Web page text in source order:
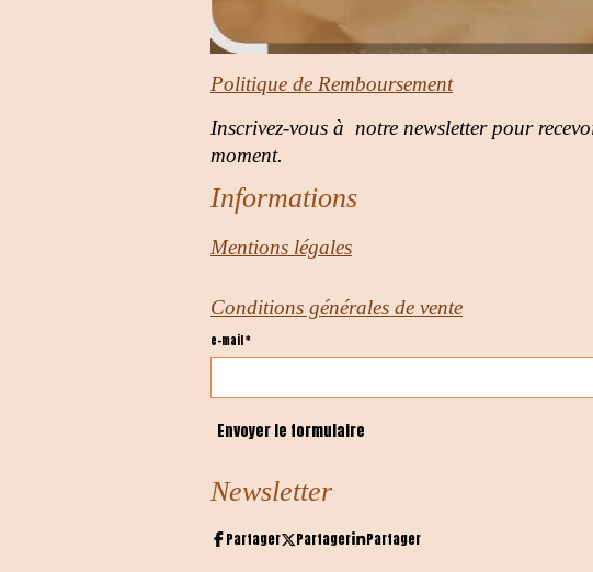
Politique de Remboursement
Inscrivez-vous à notre newsletter pour
moment.
Informations
Mentions légales
Conditions générales de vente
e-mail *
Envoyer le formulaire
Newsletter
Partager Partager Partager